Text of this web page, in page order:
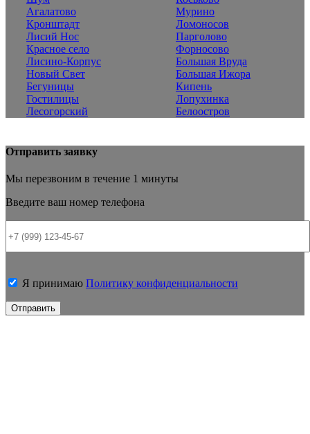
Агалатово
Мурино
Кронштадт
Ломоносов
Лисий Нос
Парголово
Красное село
Форносово
Лисино-Корпус
Большая Вруда
Новый Свет
Большая Ижора
Бегуницы
Кипень
Гостилицы
Лопухинка
Лесогорский
Белоостров
Отправить заявку
Мы перезвоним в течение 1 минуты
Введите ваш номер телефона
Я принимаю Политику конфиденциальности